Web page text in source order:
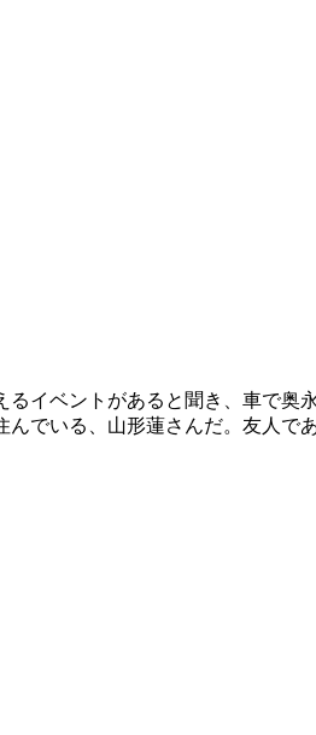
イベントがあると聞き、車で奥
でいる、山形蓮さんだ。友人